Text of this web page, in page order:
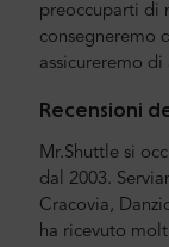
preoccuparti di
consegneremo
assicureremo di
Recensioni
Mr.Shuttle si
dal 2003.
Cracovia,
ha ricevuto